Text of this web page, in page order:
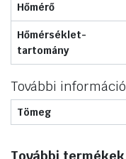
Hőmérő
Hőmérséklet-
tartomány
További
Tömeg